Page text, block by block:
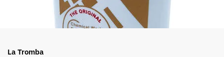
La Tromba